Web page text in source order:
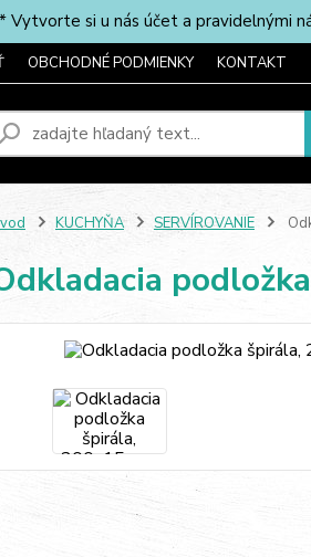
Vytvorte si u nás účet a pravidelnými
OBCHODNÉ PODMIENKY KONTAKT
KUCHYŇA SERVÍROVANIE